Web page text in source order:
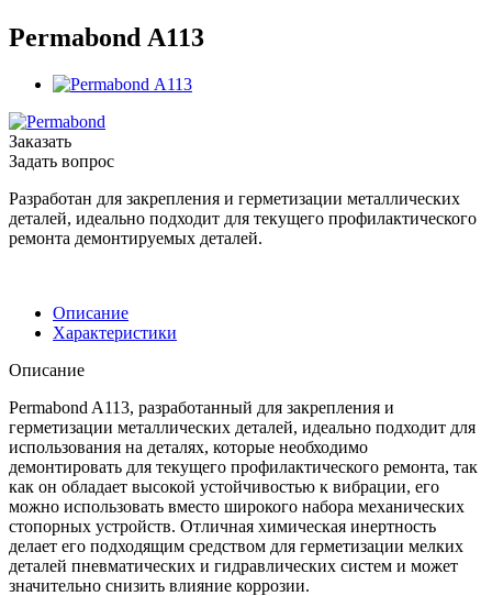
Permabond А113
Заказать
Задать вопрос
Разработан для закрепления и герметизации металлических
деталей, идеально подходит для текущего профилактического
ремонта демонтируемых деталей.
Описание
Характеристики
Описание
Permabond A113, разработанный для закрепления и
герметизации металлических деталей, идеально подходит для
использования на деталях, которые необходимо
демонтировать для текущего профилактического ремонта, так
как он обладает высокой устойчивостью к вибрации, его
можно использовать вместо широкого набора механических
стопорных устройств. Отличная химическая инертность
делает его подходящим средством для герметизации мелких
деталей пневматических и гидравлических систем и может
значительно снизить влияние коррозии.